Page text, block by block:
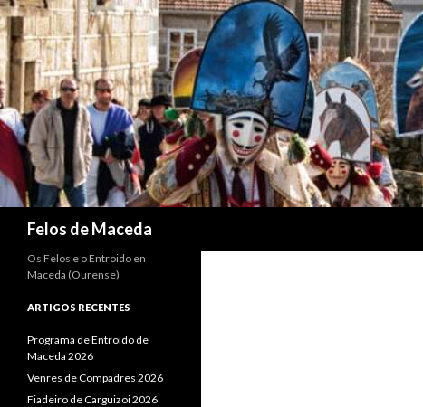
Felos de Maceda
Os Felos e o Entroido en
Maceda (Ourense)
ARTIGOS RECENTES
Programa de Entroido de
Maceda 2026
Venres de Compadres 2026
Fiadeiro de Carguizoi 2026